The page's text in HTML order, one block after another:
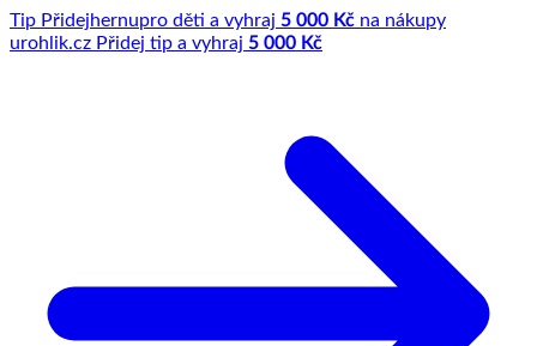
Tip Přidejhernupro děti a vyhraj 5 000 Kč na nákupy
urohlik.cz Přidej tip a vyhraj 5 000 Kč